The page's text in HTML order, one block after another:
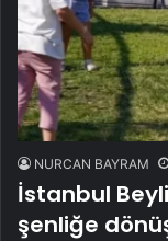
NURCAN BAYRAM
İstanbul
şenliğe